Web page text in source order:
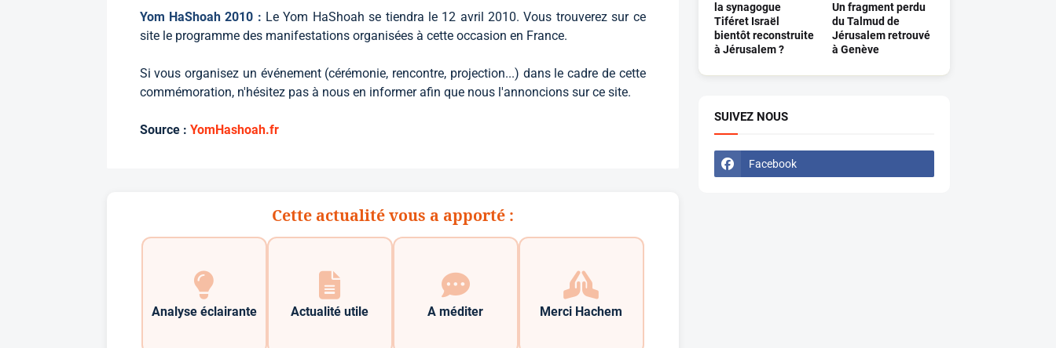
Yom HaShoah 2010 : Le Yom HaShoah se tiendra le 12 avril 2010. Vous trouverez sur ce
site le programme des manifestations organisées à cette occasion en France.
Si vous organisez un événement (cérémonie, rencontre, projection...) dans le cadre de cette
commémoration, n'hésitez pas à nous en informer afin que nous l'annoncions sur ce site.
Source : YomHashoah.fr
Cette actualité vous a apporté :
Analyse éclairante Actualité utile A méditer Merci Hachem
la synagogue
Tiféret Israël
bientôt reconstruite
à Jérusalem ?
Un fragment perdu
du Talmud de
Jérusalem retrouvé
à Genève
SUIVEZ NOUS
Facebook